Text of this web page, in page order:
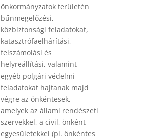
önkormányzatok területén
bűnmegelőzési,
közbiztonsági feladatokat,
katasztrófaelhárítási,
felszámolási és
helyreállítási, valamint
egyéb polgári védelmi
feladatokat hajtanak majd
végre az önkéntesek,
amelyek az állami rendészeti
szervekkel, a civil, önként
egyesületekkel (pl. önkéntes